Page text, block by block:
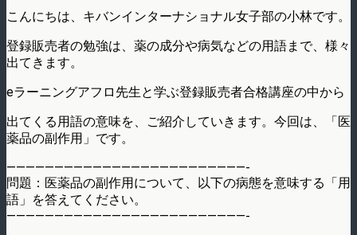
こんにちは、キバンインターナショナル女子部の小林です。
登録販売者の勉強は、薬の成分や病気などの用語まで、様々
出てきます。
eラーニングアフロ先生と学ぶ登録販売者合格講座の中から
出てくる用語の意味を、ご紹介していきます。今回は、「医
薬品の副作用」です。
—————————————————————————-
問題：医薬品の副作用について、以下の病態を意味する「用
語」を答えてください。
—————————————————————————-